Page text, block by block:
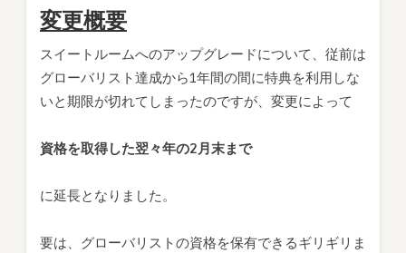
変更概要
スイートルームへのアップグレードについて、従前は
グローバリスト達成から1年間の間に特典を利用しな
いと期限が切れてしまったのですが、変更によって
資格を取得した翌々年の2月末まで
に延長となりました。
要は、グローバリストの資格を保有できるギリギリま